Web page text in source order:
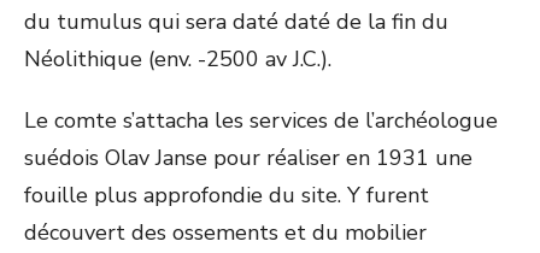
du tumulus qui sera daté daté de la fin du
Néolithique (env. -2500 av J.C.).
Le comte s’attacha les services de l’archéologue
suédois Olav Janse pour réaliser en 1931 une
fouille plus approfondie du site. Y furent
découvert des ossements et du mobilier